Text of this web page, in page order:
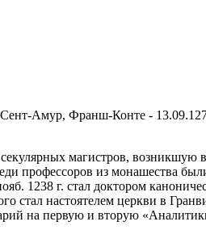
Амур, Франш-Конте -
магистров, возникшую
профессоров из монашества
1238 г. стал доктором
стал настоятелем церкви в
на первую и вторую